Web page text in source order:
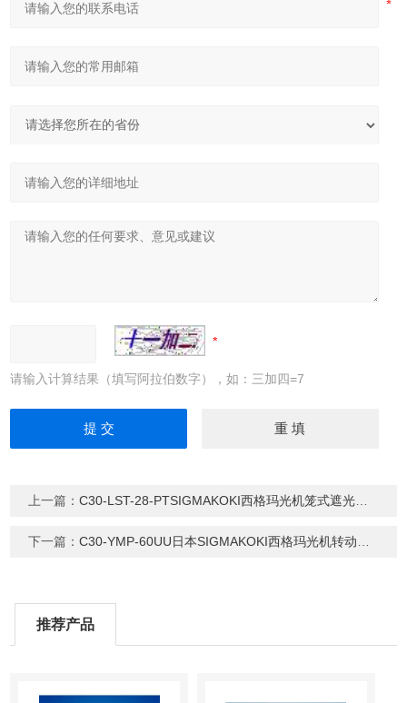
请输入计算结果（填写阿拉伯数字），如：三加四=7
上一篇：C30-LST-28-PTSIGMAKOKI西格玛光机笼式遮光管板 江西欣罡
下一篇：C30-YMP-60UU日本SIGMAKOKI西格玛光机转动平台转接板
推荐产品